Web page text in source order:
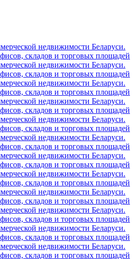
недвижимости Беларуси.
складов и торговых площадей
недвижимости Беларуси.
складов и торговых площадей
недвижимости Беларуси.
складов и торговых площадей
недвижимости Беларуси.
складов и торговых площадей
недвижимости Беларуси.
складов и торговых площадей
недвижимости Беларуси.
складов и торговых площадей
недвижимости Беларуси.
складов и торговых площадей
недвижимости Беларуси.
складов и торговых площадей
недвижимости Беларуси.
складов и торговых площадей
недвижимости Беларуси.
складов и торговых площадей
недвижимости Беларуси.
складов и торговых площадей
недвижимости Беларуси.
складов и торговых площадей